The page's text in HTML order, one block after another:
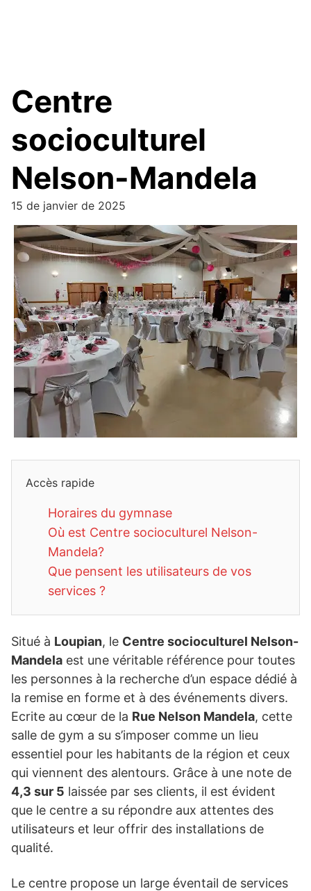
Centre
socioculturel
Nelson-Mandela
15 de janvier de 2025
Accès rapide
Horaires du gymnase
Où est Centre socioculturel Nelson-
Mandela?
Que pensent les utilisateurs de vos
services ?
Situé à Loupian, le Centre socioculturel Nelson-
Mandela est une véritable référence pour toutes
les personnes à la recherche d’un espace dédié à
la remise en forme et à des événements divers.
Ecrite au cœur de la Rue Nelson Mandela, cette
salle de gym a su s’imposer comme un lieu
essentiel pour les habitants de la région et ceux
qui viennent des alentours. Grâce à une note de
4,3 sur 5 laissée par ses clients, il est évident
que le centre a su répondre aux attentes des
utilisateurs et leur offrir des installations de
qualité.
Le centre propose un large éventail de services